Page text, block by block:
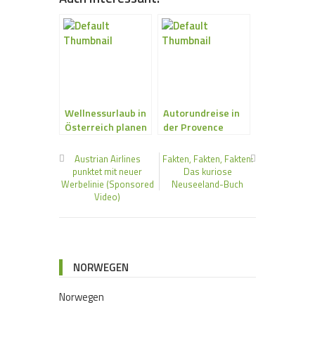
Wellnessurlaub in
Österreich planen
Autorundreise in
der Provence
Austrian Airlines
punktet mit neuer
Werbelinie (Sponsored
Video)
Fakten, Fakten, Fakten:
Das kuriose
Neuseeland-Buch
NORWEGEN
Norwegen